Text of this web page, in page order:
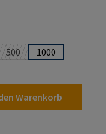
verfügbar.)
nicht verfügbar.)
Option ist zurzeit nicht
500(Diese Option ist zurzeit
1000
zurzeit nicht verfügbar.)
Warenkorb